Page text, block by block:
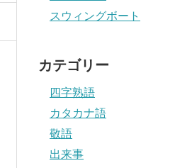
スウィングボート
カテゴリー
四字熟語
カタカナ語
敬語
出来事